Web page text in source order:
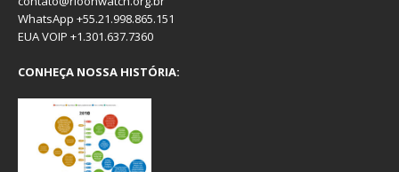
WhatsApp +55.21.998.865.151
EUA VOIP +1.301.637.7360
CONHEÇA NOSSA HISTÓRIA: